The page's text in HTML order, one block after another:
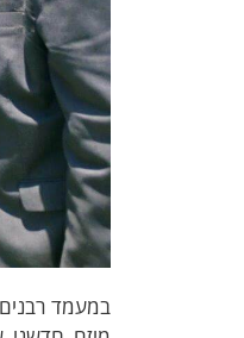
במעמד